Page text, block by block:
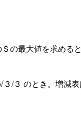
の最大値を求めると
/３ のとき。増減表